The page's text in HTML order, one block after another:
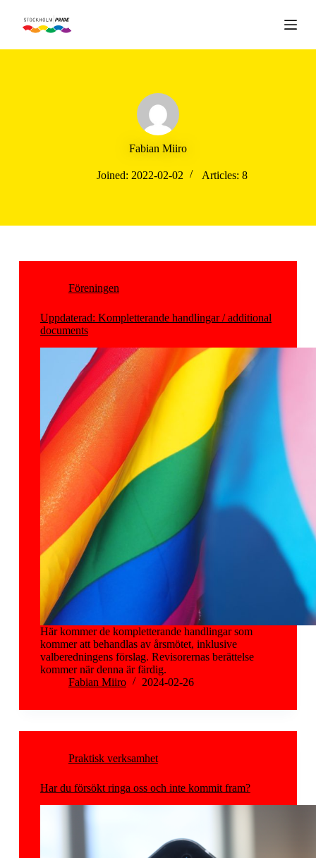
p
Fabian Miiro
Joined: 2022-02-02 Articles: 8
Föreningen
Uppdaterad: Kompletterande handlingar / additional
documents
Här kommer de kompletterande handlingar som
kommer att behandlas av årsmötet, inklusive
valberedningens förslag. Revisorernas berättelse
kommer när denna är färdig.
Fabian Miiro
2024-02-26
Praktisk verksamhet
Har du försökt ringa oss och inte kommit fram?